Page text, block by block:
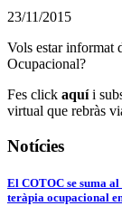
23/11/2015
Vols estar informat
Ocupacional?
Fes click aquíi
virtual que rebràs
Notícies
El COTOC se suma
teràpia ocupacional